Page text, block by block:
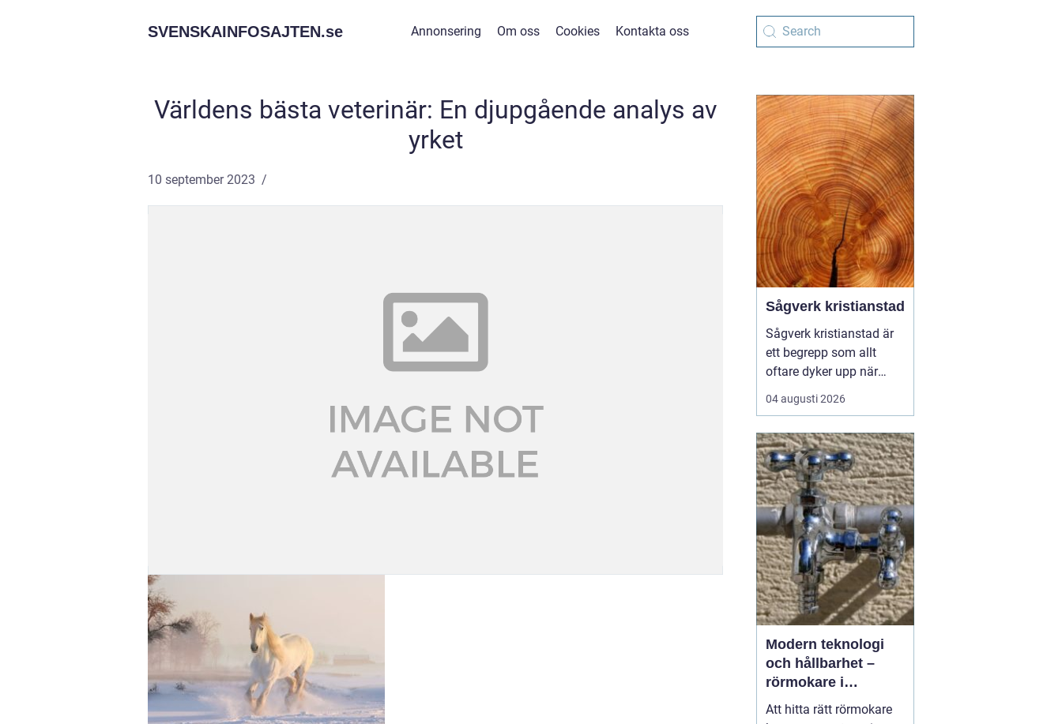
SVENSKAINFOSAJTEN.se Annonsering Om oss Cookies Kontakta oss
Världens bästa veterinär: En djupgående analys av
yrket
10 september 2023
Sågverk kristianstad
Sågverk kristianstad är
ett begrepp som allt
oftare dyker upp när
husbyggare, snickare
och markägare söker
trävaror i nordöstra
skåne. Områdets långa
tradition av skogsbruk
och hantverk har skapat
en stark bas för sågverk
som k...
04 augusti 2026
Modern teknologi
och hållbarhet –
rörmokare i
Jämtland
Att hitta rätt rörmokare